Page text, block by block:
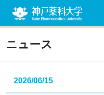
ニュース
2026/06/15
神戸薬科大学